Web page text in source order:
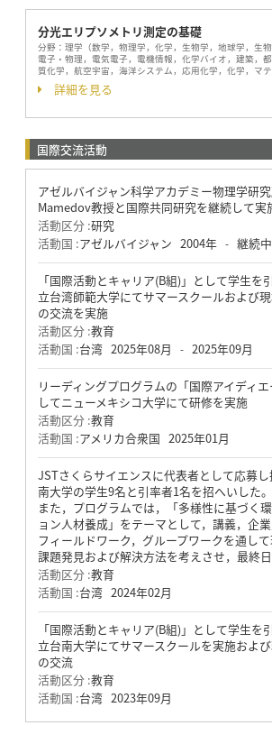
分光エリプソメトリ測定の基礎
分野： 理学（数学，物理学，化学，生物学，地球学，生
電子・物理，電気電子，電機情報，化学バイオ，建築，
質化学，航空宇宙，海洋システム，応用化学，化学，マテ
詳細を見る
国際交流活動
アゼルバイジャン科学アカデミー物理学研
Mamedov教授と国際共同研究を継続して実
活動区分 :研究
活動国 :アゼルバイジャン 2004年 - 継続中
「国際活動とキャリア(B組)」として学生を
立台湾師範大学にてサマースクールおよび
の交流を実施
活動区分 :教育
活動国 :台湾 2025年08月 - 2025年09月
リーディングプログラムの「国際アイディ
してニューメキシコ大学にて研修を実施
活動区分 :教育
活動国 :アメリカ合衆国 2025年01月
JSTさくらサイエンスに代表者として応募
南大学の学生9名と引率者1名を招へいした。
また，プログラムでは，「多様性に基づく
ョン人材養成」をテーマとして，講義，企業
フィールドワーク，グループワークを通し
課題発見および解決方法を考えさせ，最終日
活動区分 :教育
活動国 :台湾 2024年02月
「国際活動とキャリア(B組)」として学生を
立台南大学にてサマースクールを実施およ
の交流
活動区分 :教育
活動国 :台湾 2023年09月